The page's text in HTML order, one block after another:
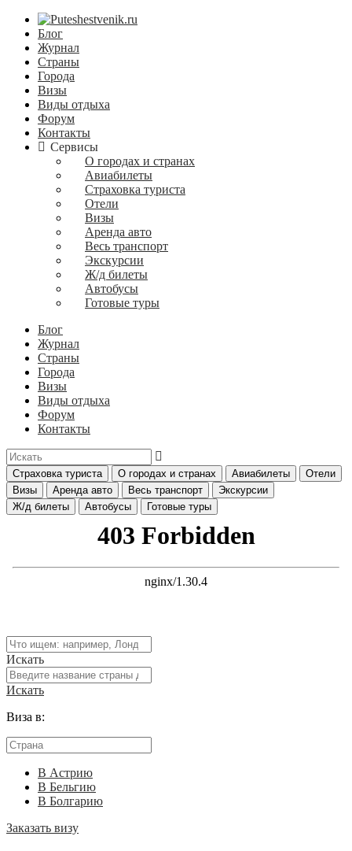
Блог
Журнал
Страны
Города
Визы
Виды отдыха
Форум
Контакты
Сервисы
О городах и странах
Авиабилеты
Страховка туриста
Отели
Визы
Аренда авто
Весь транспорт
Экскурсии
Ж/д билеты
Автобусы
Готовые туры
Блог
Журнал
Страны
Города
Визы
Виды отдыха
Форум
Контакты
Страховка туриста О городах и странах Авиабилеты
Отели
Визы
Аренда авто Весь транспорт
Экскурсии
Ж/д билеты
Автобусы Готовые туры
Искать
Искать
Виза в:
В Астрию
В Бельгию
В Болгарию
Заказать визу